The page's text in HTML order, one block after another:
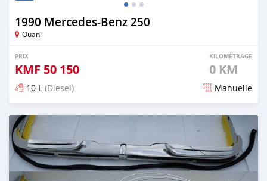
1990 Mercedes-Benz 250
Ouani
PRIX
KMF 50 150
KILOMÉTRAGE
0 KM
10 L (Diesel) Manuelle
Publié il y a 6 mois